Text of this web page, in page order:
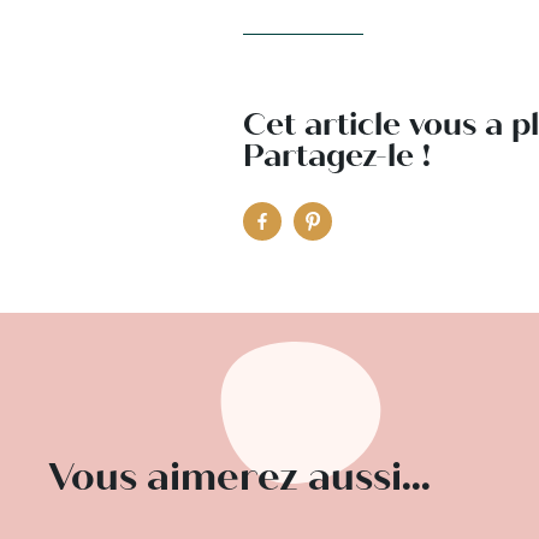
Cet article vous a
Partagez-le !
Vous aimerez aussi...